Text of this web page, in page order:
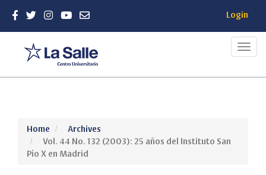
Login
Home
Archives
Vol. 44 No. 132 (2003): 25 años del Instituto San
Pío X en Madrid